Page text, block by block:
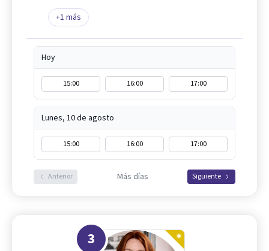
+1 más
Hoy
15:00 16:00 17:00
Lunes, 10 de agosto
15:00 16:00 17:00
Anterior Más días Siguiente
3